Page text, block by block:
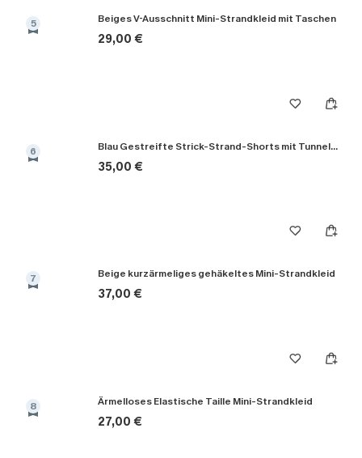
5 Beiges V-Ausschnitt Mini-Strandkleid mit Taschen
29,00 €
6 Blau Gestreifte Strick-Strand-Shorts mit Tunnelzug
35,00 €
7 Beige kurzärmeliges gehäkeltes Mini-Strandkleid
37,00 €
8 Ärmelloses Elastische Taille Mini-Strandkleid
27,00 €